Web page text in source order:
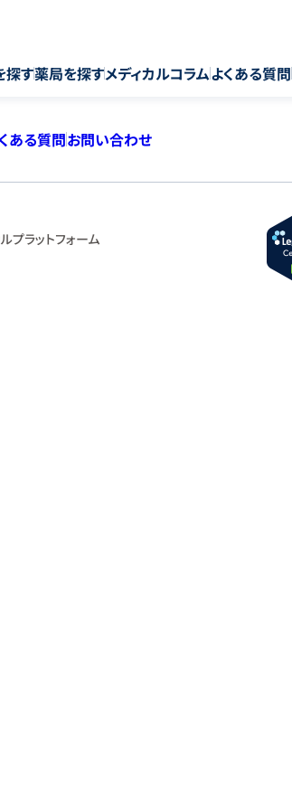
探す薬局を探すメディカルコラムよくある質問
ある質問お問い合わせ
プラットフォーム